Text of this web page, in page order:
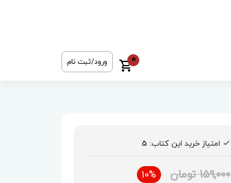
0 ورود/ثبت نام
امتیاز خرید این کتاب: 5
159,000 تومان 10%